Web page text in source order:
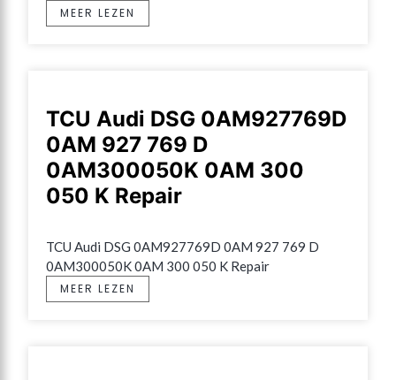
MEER LEZEN
TCU Audi DSG 0AM927769D
0AM 927 769 D
0AM300050K 0AM 300
050 K Repair
TCU Audi DSG 0AM927769D 0AM 927 769 D
0AM300050K 0AM 300 050 K Repair
MEER LEZEN